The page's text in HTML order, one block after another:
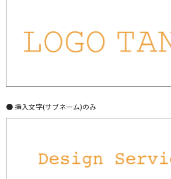
● 挿入文字(サブネーム)のみ